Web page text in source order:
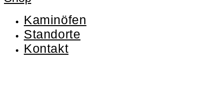
Kaminöfen
Standorte
Kontakt